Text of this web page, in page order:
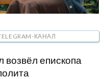
КАНАЛ
епископа